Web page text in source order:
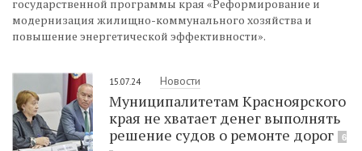
государственной программы края «Реформирование и
модернизация жилищно-коммунального хозяйства и
повышение энергетической эффективности».
15.07.24 Новости
Муниципалитетам Красноярского
края не хватает денег выполнять
решение судов о ремонте дорог
6